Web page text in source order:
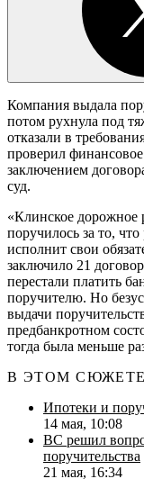
Компания выдала
потом рухнула под
отказали в
проверил финансовое
заключением
суд.
«Клинское дорожное
поручилось за то,
исполнит свои
заключило 21
перестали платить
поручителю. Но
выдачи
предбанкротном
тогда была меньше
В ЭТОМ СЮЖЕТЕ
Ипотеки и
14 мая, 10:08
ВС решил
поручительства
21 мая, 16:34